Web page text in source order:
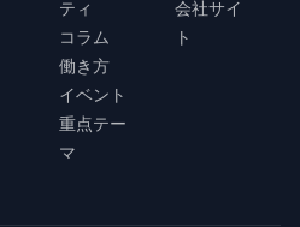
ティ
コラム
働き方
イベント
重点テー
マ
会社サイ
ト